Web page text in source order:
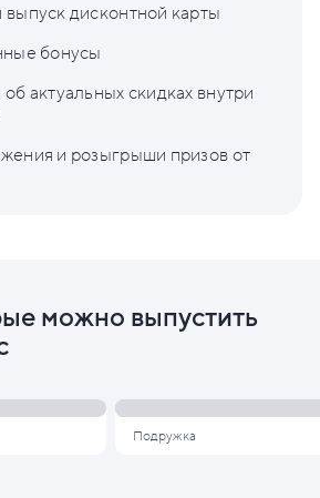
дисконтной карты
бонусы
актуальных скидках внутри
и розыгрыши призов от
можно выпустить
Подружка